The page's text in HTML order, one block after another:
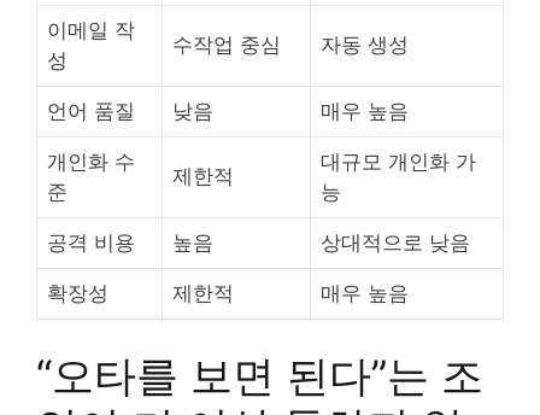
이메일 작
성
수작업 중심 자동 생성
언어 품질 낮음 매우 높음
개인화 수
준
제한적
대규모 개인화 가
능
공격 비용 높음 상대적으로 낮음
확장성 제한적 매우 높음
“오타를 보면 된다”는 조